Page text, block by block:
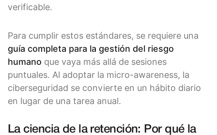
verificable.
Para cumplir estos estándares, se requiere una
guía completa para la gestión del riesgo
humano que vaya más allá de sesiones
puntuales. Al adoptar la micro-awareness, la
ciberseguridad se convierte en un hábito diario
en lugar de una tarea anual.
La ciencia de la retención: Por qué la